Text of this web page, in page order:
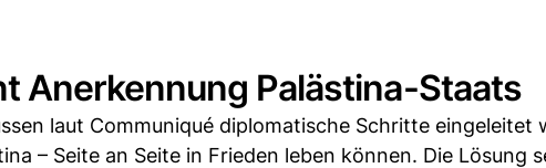
Anerkennung Palästina-Staats
laut Communiqué diplomatische Schritte eingeleitet
– Seite an Seite in Frieden leben können. Die Lösung